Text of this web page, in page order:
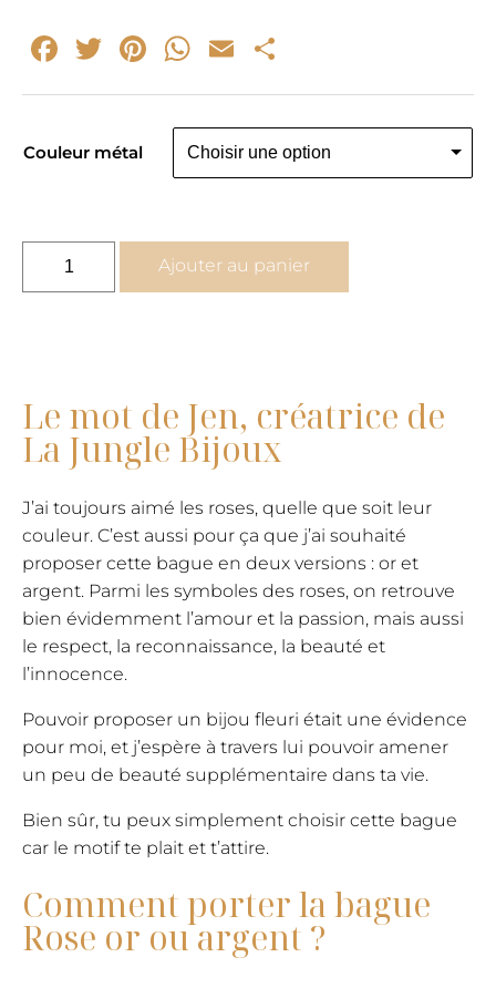
Facebook
Twitter
Pinterest
WhatsApp
Email
Couleur métal
ARGENT
Ajouter au panier
Le mot de Jen, créatrice de
La Jungle Bijoux
J’ai toujours aimé les roses, quelle que soit leur
couleur. C’est aussi pour ça que j’ai souhaité
proposer cette bague en deux versions : or et
argent. Parmi les symboles des roses, on retrouve
bien évidemment l’amour et la passion, mais aussi
le respect, la reconnaissance, la beauté et
l’innocence.
Pouvoir proposer un bijou fleuri était une évidence
pour moi, et j’espère à travers lui pouvoir amener
un peu de beauté supplémentaire dans ta vie.
Bien sûr, tu peux simplement choisir cette bague
car le motif te plait et t’attire.
Comment porter la bague
Rose or ou argent ?